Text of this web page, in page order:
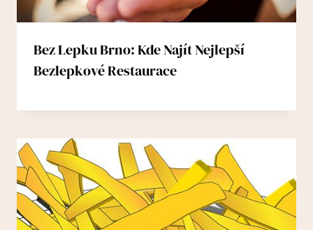
Bez Lepku Brno: Kde Najít Nejlepší
Bezlepkové Restaurace